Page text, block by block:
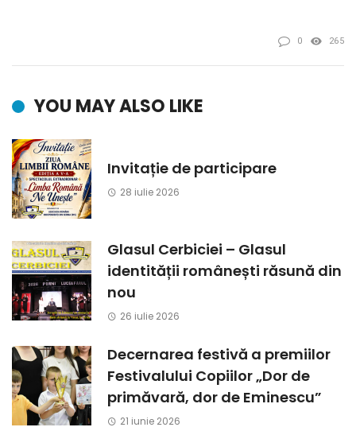
0 265
YOU MAY ALSO LIKE
Invitație de participare
28 iulie 2026
Glasul Cerbiciei – Glasul
identității românești răsună din
nou
26 iulie 2026
Decernarea festivă a premiilor
Festivalului Copiilor „Dor de
primăvară, dor de Eminescu”
21 iunie 2026